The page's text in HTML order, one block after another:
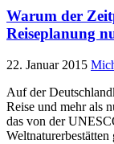
Warum der
Reiseplanung
22. Januar 2015
Auf der
Reise und mehr als
das von der